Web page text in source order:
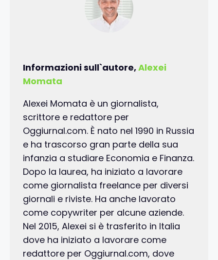
Informazioni sull`autore,Alexei
Momata
Alexei Momata è un giornalista,
scrittore e redattore per
Oggiurnal.com. È nato nel 1990 in Russia
e ha trascorso gran parte della sua
infanzia a studiare Economia e Finanza.
Dopo la laurea, ha iniziato a lavorare
come giornalista freelance per diversi
giornali e riviste. Ha anche lavorato
come copywriter per alcune aziende.
Nel 2015, Alexei si è trasferito in Italia
dove ha iniziato a lavorare come
redattore per Oggiurnal.com, dove